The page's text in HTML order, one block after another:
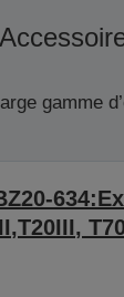
gamme